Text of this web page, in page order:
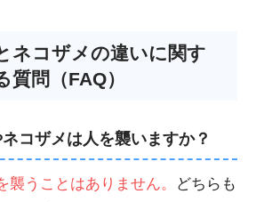
ネコザメの違いに関す
質問（FAQ）
コザメは人を襲いますか？
襲うことはありません。
どちらも